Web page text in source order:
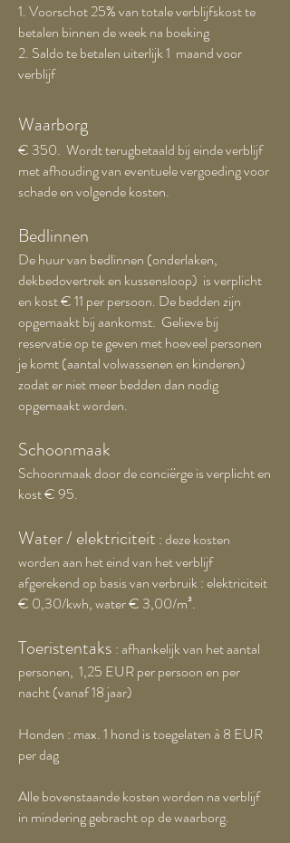
1. Voorschot 25% van totale verblijfskost te
betalen binnen de week na boeking
2. Saldo te betalen uiterlijk 1 maand voor
verblijf
Waarborg
€ 350. Wordt terugbetaald bij einde verblijf
met afhouding van eventuele vergoeding voor
schade en volgende kosten.
Bedlinnen
De huur van bedlinnen (onderlaken,
dekbedovertrek en kussensloop) is verplicht
en kost € 11 per persoon. De bedden zijn
opgemaakt bij aankomst. Gelieve bij
reservatie op te geven met hoeveel personen
je komt (aantal volwassenen en kinderen)
zodat er niet meer bedden dan nodig
opgemaakt worden.
Schoonmaak
Schoonmaak door de conciërge is verplicht en
kost € 95.
Water / elektriciteit : deze kosten
worden aan het eind van het verblijf
afgerekend op basis van verbruik : elektriciteit
€ 0,30/kwh, water € 3,00/m³.
Toeristentaks : afhankelijk van het aantal
personen, 1,25 EUR per persoon en per
nacht (vanaf 18 jaar)
Honden : max. 1 hond is toegelaten à 8 EUR
per dag
Alle bovenstaande kosten worden na verblijf
in mindering gebracht op de waarborg.